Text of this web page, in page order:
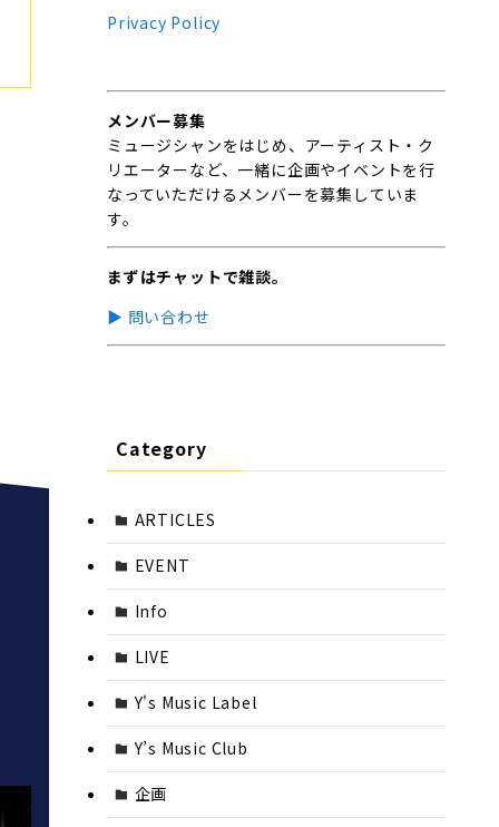
Privacy Policy
メンバー募集
ミュージシャンをはじめ、アーティスト・ク
リエーターなど、一緒に企画やイベントを行
なっていただけるメンバーを募集していま
す。
まずはチャットで雑談。
▶︎ 問い合わせ
Category
ARTICLES
EVENT
Info
LIVE
Y's Music Label
Y’s Music Club
企画